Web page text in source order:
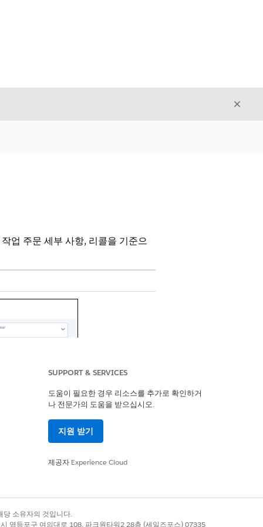
닫기
업 주문 세부 사항, 리콜을 기준으
SUPPORT & SERVICES
도움이 필요한 경우 리소스를 추가로 확인하거
나 전문가의 도움을 받으십시오.
지원 받기
제공자 Experience Cloud
소유자의 것입니다.
영등포구 여의대로 108, 파크원타워2 28층 (세일즈포스) 07335